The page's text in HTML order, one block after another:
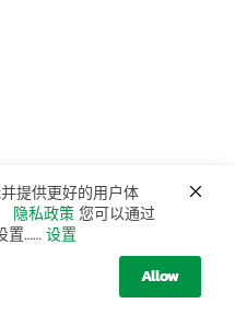
提供更好的用户体
隐私政策您可以通过
置……设置
Allow